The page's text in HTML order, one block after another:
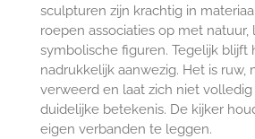
sculpturen zijn krachtig in
roepen associaties op met natuur,
symbolische figuren. Tegelijk blijft
nadrukkelijk aanwezig. Het is ruw,
verweerd en laat zich niet
duidelijke betekenis. De kijker
eigen verbanden te leggen.